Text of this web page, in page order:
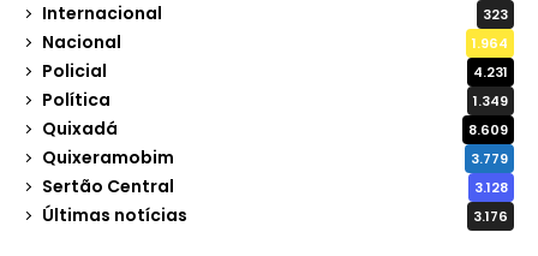
Internacional 323
Nacional 1.964
Policial 4.231
Política 1.349
Quixadá 8.609
Quixeramobim 3.779
Sertão Central 3.128
Últimas notícias 3.176